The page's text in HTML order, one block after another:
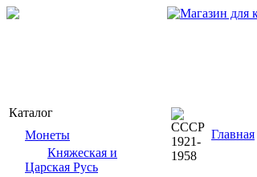
Каталог
Монеты
Княжеская и
Царская Русь
Главная